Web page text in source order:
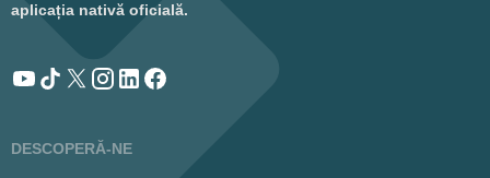
aplicația nativă oficială.
DESCOPERĂ-NE